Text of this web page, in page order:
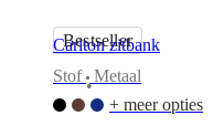
Bestseller
Carlton zitbank
Stof
•
Metaal
+ meer opties